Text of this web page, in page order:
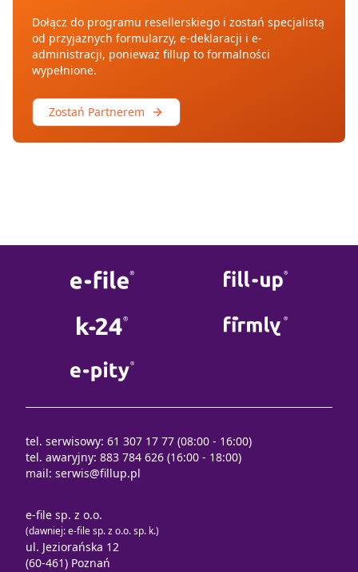
Dołącz do programu resellerskiego i zostań specjalistą
od przyjaznych formularzy, e-deklaracji i e-
administracji, ponieważ fillup to formalności
wypełnione.
Zostań Partnerem
tel. serwisowy: 61 307 17 77 (08:00 - 16:00)
tel. awaryjny: 883 784 626 (16:00 - 18:00)
mail: serwis@fillup.pl
e-file sp. z o.o.
(dawniej: e-file sp. z o.o. sp. k.)
ul. Jeziorańska 12
(60-461) Poznań